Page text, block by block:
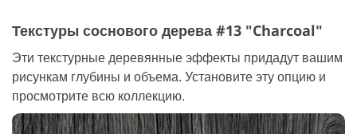
Текстуры соснового дерева #13 "Charcoal"
Эти текстурные деревянные эффекты придадут вашим
рисункам глубины и объема. Установите эту опцию и
просмотрите всю коллекцию.